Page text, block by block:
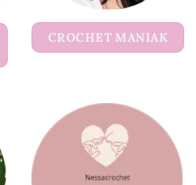
CROCHET MANIAK